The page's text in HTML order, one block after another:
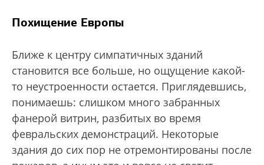
Похищение Европы
Ближе к центру симпатичных зданий
становится все больше, но ощущение какой-
то неустроенности остается. Приглядевшись,
понимаешь: слишком много забранных
фанерой витрин, разбитых во время
февральских демонстраций. Некоторые
здания до сих пор не отремонтированы после